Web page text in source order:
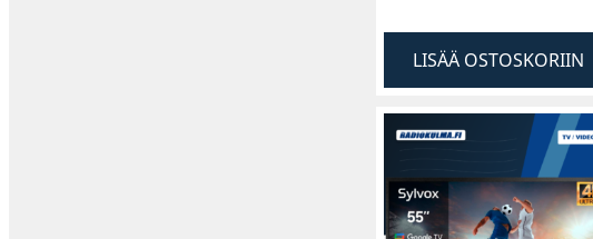
LISÄÄ OSTOSKORIIN